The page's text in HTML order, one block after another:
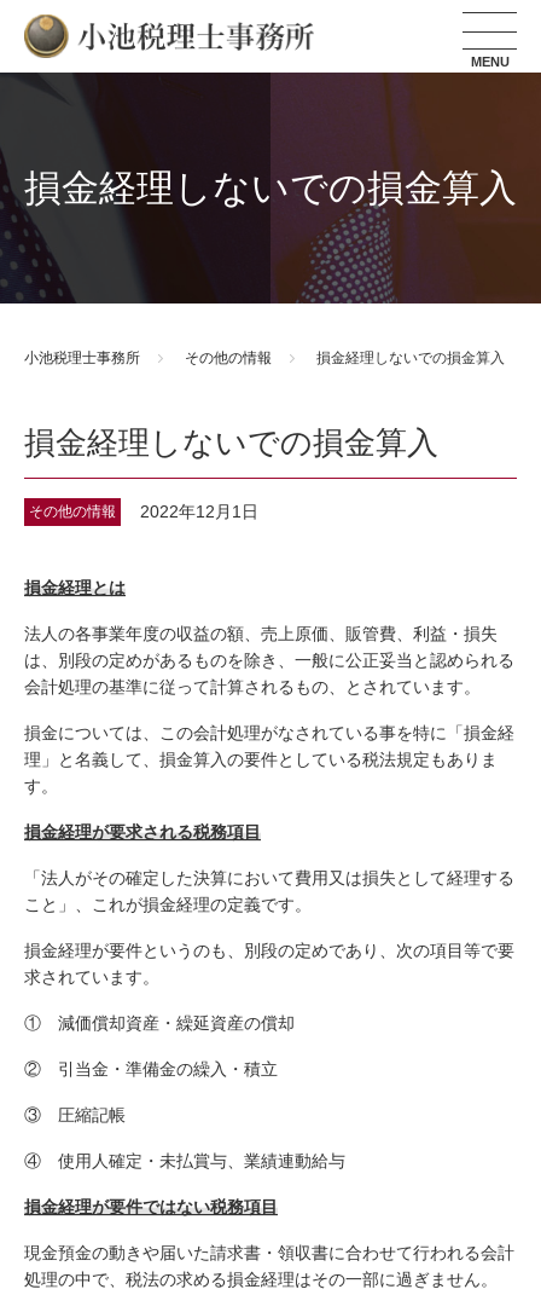
小池税理士事務所
損金経理しないでの損金算入
小池税理士事務所 その他の情報 損金経理しないでの損金算入
損金経理しないでの損金算入
その他の情報 2022年12月1日
損金経理とは
法人の各事業年度の収益の額、売上原価、販管費、利益・損失
は、別段の定めがあるものを除き、一般に公正妥当と認められる
会計処理の基準に従って計算されるもの、とされています。
損金については、この会計処理がなされている事を特に「損金経
理」と名義して、損金算入の要件としている税法規定もありま
す。
損金経理が要求される税務項目
「法人がその確定した決算において費用又は損失として経理する
こと」、これが損金経理の定義です。
損金経理が要件というのも、別段の定めであり、次の項目等で要
求されています。
① 減価償却資産・繰延資産の償却
② 引当金・準備金の繰入・積立
③ 圧縮記帳
④ 使用人確定・未払賞与、業績連動給与
損金経理が要件ではない税務項目
現金預金の動きや届いた請求書・領収書に合わせて行われる会計
処理の中で、税法の求める損金経理はその一部に過ぎません。